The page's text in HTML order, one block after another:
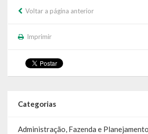
Licitações
Transparência
SIC
Voltar a página anterior
Imprimir
Categorias
Administração, Fazenda e Planejamento